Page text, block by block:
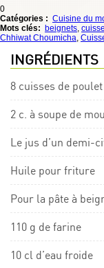
0
Catégories : Cuisine du
Mots clés: beignets,
Chhiwat Choumicha,
INGRÉDIENTS
8 cuisses de
2 c. à soupe de
Le jus d’un demi-
Huile pour friture
Pour la pâte à
110 g de farine
10 cl d’eau froide